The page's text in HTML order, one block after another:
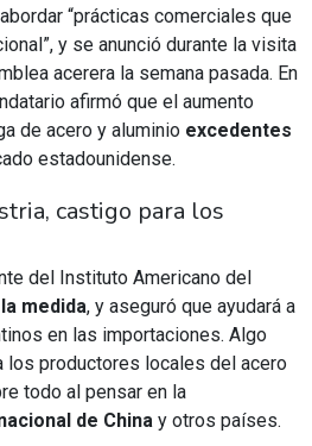
“prácticas comerciales que
y se anunció durante la visita
acerera la semana pasada. En
afirmó que el aumento
de acero y aluminio excedentes
estadounidense.
castigo para los
del Instituto Americano del
medida, y aseguró que ayudará a
en las importaciones. Algo
los productores locales del acero
todo al pensar en la
de China y otros países.